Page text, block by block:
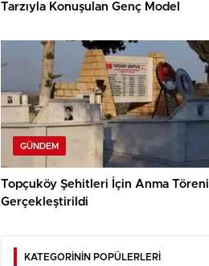
Tarzıyla Konuşulan Genç Model
GÜNDEM
Topçuköy Şehitleri İçin Anma Töreni
Gerçekleştirildi
KATEGORİNİN POPÜLERLERİ